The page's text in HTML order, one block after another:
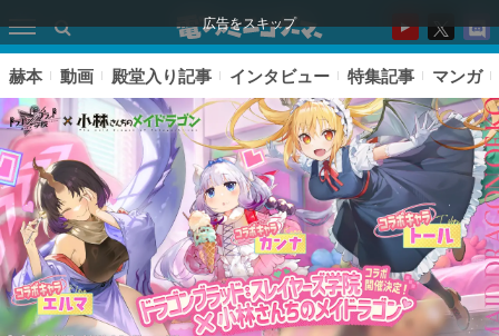
広告をスキップ
赫本 動画 殿堂入り記事 インタビュー 特集記事 マンガ